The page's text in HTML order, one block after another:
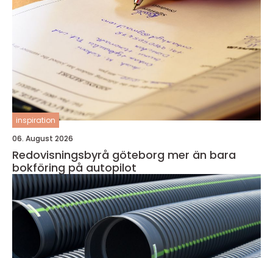
inspiration
06. August 2026
Redovisningsbyrå göteborg mer än bara
bokföring på autopilot